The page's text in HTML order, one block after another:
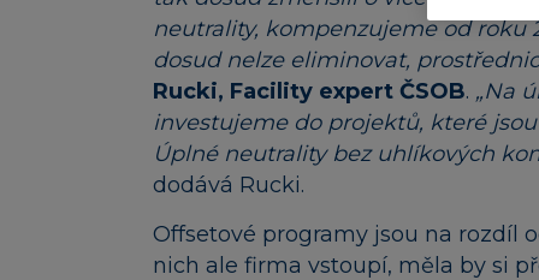
neutrality, kompenzujeme od roku
dosud nelze eliminovat,
Rucki, Facility expert ČSOB. „Na
investujeme do projektů, které
Úplné neutrality bez uhlíkových
dodává Rucki.
Offsetové programy jsou na rozdíl
nich ale firma vstoupí, měla by si